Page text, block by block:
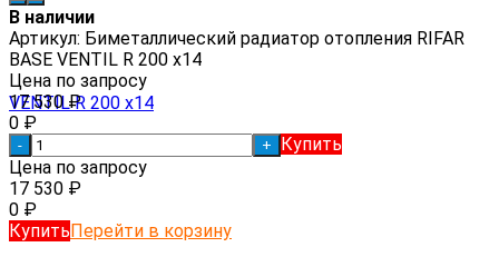
В наличии
Артикул: Биметаллический радиатор отопления RIFAR
BASE VENTIL R 200 x14
Цена по запросу
17 530₽
0 ₽
- +
Купить
Цена по запросу
17 530 ₽
0 ₽
КупитьПерейти в корзину